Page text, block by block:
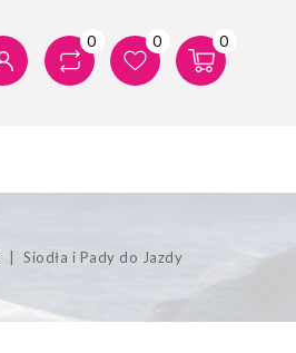
0
0
0
Siodła i Pady do Jazdy